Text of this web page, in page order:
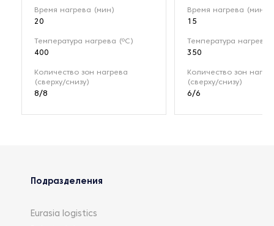
Время нагрева (мин)
20
Температура нагрева (ºC)
400
Количество зон нагрева
(сверху/снизу)
8/8
Время нагрева (мин)
15
Температура нагрева
350
Количество зон
(сверху/снизу)
6/6
Подразделения
Eurasia logistics